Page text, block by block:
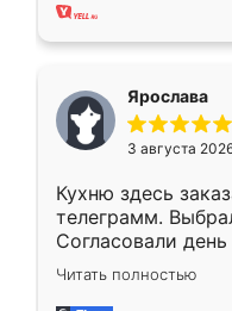
Ярослава
3 августа
Кухню здесь
телеграмм.
Согласовали
недели кухня
довольны
Читать полностью